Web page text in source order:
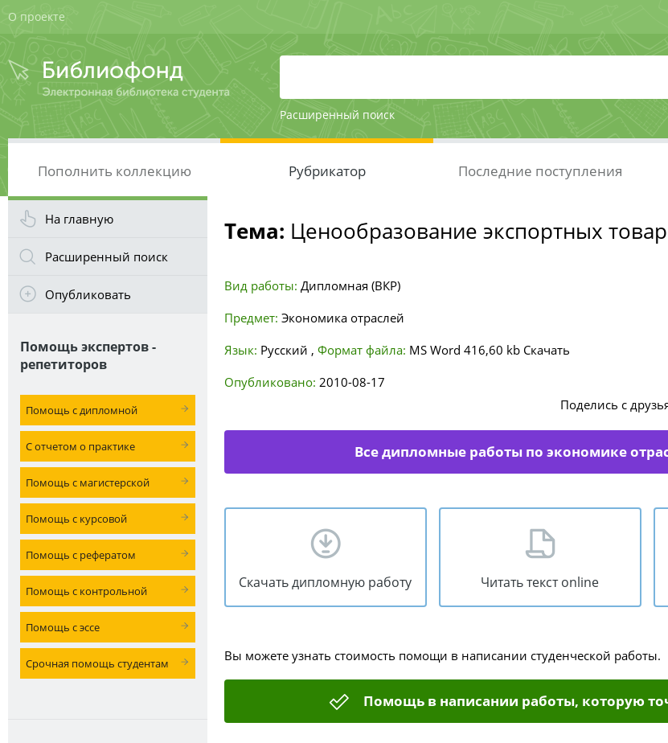
О проекте
Расширенный поиск
Пополнить коллекцию Рубрикатор Последние поступления
На главную
Расширенный поиск
Опубликовать
Помощь экспертов -
репетиторов
Помощь с дипломной
С отчетом о практике
Помощь с магистерской
Помощь с курсовой
Помощь с рефератом
Помощь с контрольной
Помощь с эссе
Срочная помощь студентам
Тема: Ценообразование экспортных
Вид работы: Дипломная (ВКР)
Предмет: Экономика отраслей
Язык: Русский , Формат файла: MS Word 416,60 kb Скачать
Опубликовано: 2010-08-17
Поделись с
Все дипломные работы по экономике
Скачать дипломную работу Читать текст online
Вы можете узнать стоимость помощи в написании студенческой работы.
Помощь в написании работы, которую